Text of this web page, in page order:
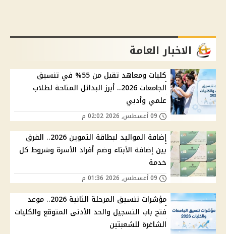
الاخبار العامة
كليات ومعاهد تقبل من 55% في تنسيق
الجامعات 2026.. أبرز البدائل المتاحة لطلاب
علمي وأدبي
إضافة المواليد لبطاقة التموين 2026.. الفرق
بين إضافة الأبناء وضم أفراد الأسرة وشروط كل
خدمة
مؤشرات تنسيق المرحلة الثانية 2026.. موعد
فتح باب التسجيل والحد الأدنى المتوقع والكليات
الشاغرة للشعبتين